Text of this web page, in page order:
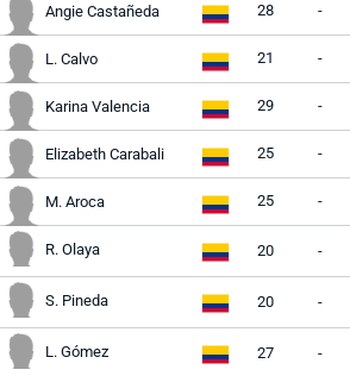
Angie Castañeda 28 -
L. Calvo 21 -
Karina Valencia 29 -
Elizabeth Carabali 25 -
M. Aroca 25 -
R. Olaya 20 -
S. Pineda 20 -
L. Gómez 27 -